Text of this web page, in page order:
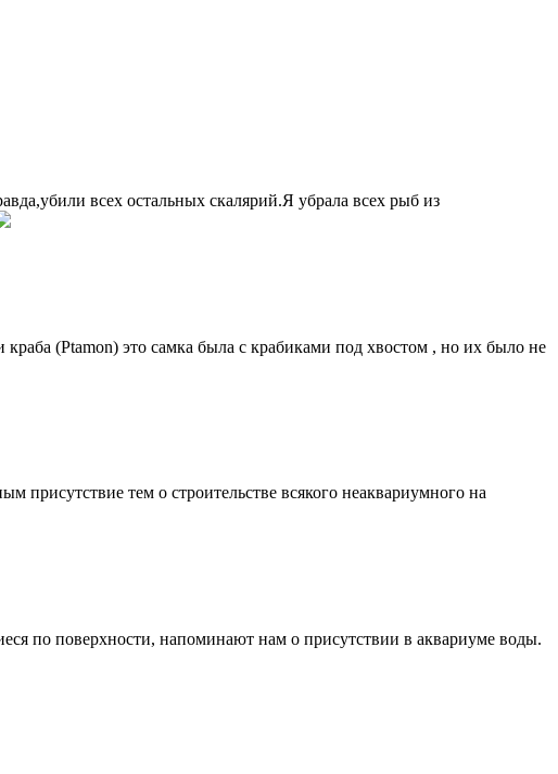
всех остальных скалярий.Я убрала всех рыб из
(Ptamon) это самка была с крабиками под хвостом , но их было не
тем о строительстве всякого неаквариумного на
по поверхности, напоминают нам о присутствии в аквариуме воды.